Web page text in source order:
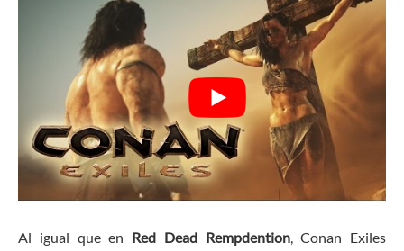
Al igual que en Red Dead Rempdention, Conan Exiles